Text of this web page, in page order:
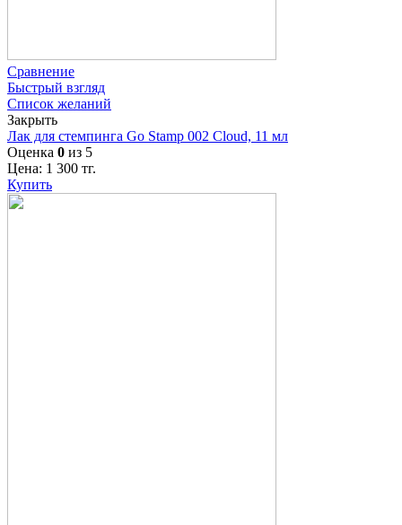
Сравнение
Быстрый взгляд
Список желаний
Закрыть
Лак для стемпинга Go Stamp 002 Cloud, 11 мл
Оценка 0 из 5
Цена: 1 300 тг.
Купить